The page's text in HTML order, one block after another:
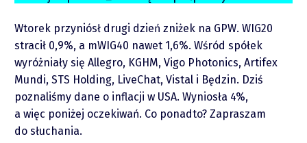
O mnie
Zastrzeżenie
Współpraca
Wsparcie
Wtorek przyniósł drugi dzień zniżek na GPW. WIG20
stracił 0,9%, a mWIG40 nawet 1,6%. Wśród spółek
wyróżniały się Allegro, KGHM, Vigo Photonics, Artifex
Mundi, STS Holding, LiveChat, Vistal i Będzin. Dziś
poznaliśmy dane o inflacji w USA. Wyniosła 4%,
a więc poniżej oczekiwań. Co ponadto? Zapraszam
do słuchania.